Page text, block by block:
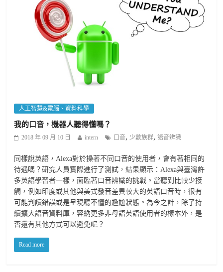
人工智慧&電腦、資料科學
我的口音，機器人聽得懂嗎？
2018 年 09 月 10 日 intern 口音, 少數族群,語音辨識
同樣說英語，Alexa對於操著不同口音的使用者，會有著相同的
待遇嗎？研究人員實際進行了測試，結果顯示：Alexa與臺灣許
多英語學習者一樣，面臨著口音辨識的挑戰。當聽到比較少接
觸，例如印度或其他與美式發音差異較大的英語口音時，很有
可能判讀錯誤或是呈現聽不懂的尷尬狀態。為今之計，除了持
續擴大語音資料庫，容納更多非母語英語使用者的樣本外，是
否還有其他方式可以避免呢？
Read more